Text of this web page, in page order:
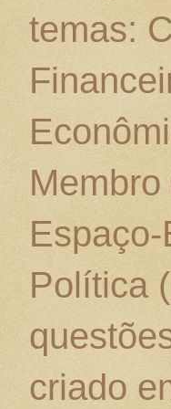
temas:
Política
criado